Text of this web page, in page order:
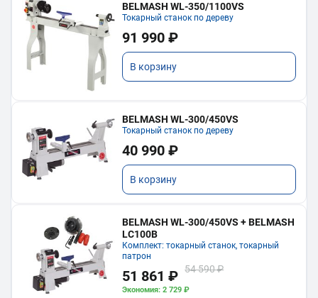
BELMASH WL-350/1100VS
Токарный станок по дереву
91 990 ₽
В корзину
BELMASH WL-300/450VS
Токарный станок по дереву
40 990 ₽
В корзину
BELMASH WL-300/450VS + BELMASH
LC100B
Комплект: токарный станок, токарный
патрон
51 861 ₽ 54 590 ₽
Экономия: 2 729 ₽